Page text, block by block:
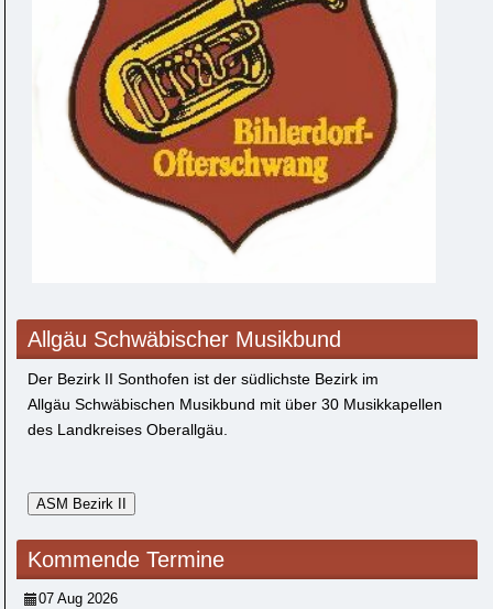
Allgäu Schwäbischer Musikbund
Der Bezirk II Sonthofen ist der südlichste Bezirk im
Allgäu Schwäbischen Musikbund mit über 30 Musikkapellen
des Landkreises Oberallgäu.
Kommende Termine
07 Aug 2026